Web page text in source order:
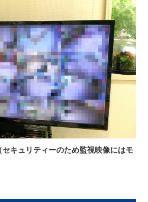
キュリティーのため監視映像にはモ